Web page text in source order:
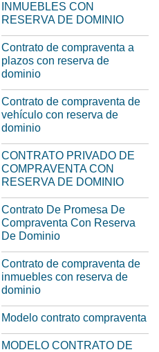
INMUEBLES CON
RESERVA DE DOMINIO
Contrato de compraventa a
plazos con reserva de
dominio
Contrato de compraventa de
vehículo con reserva de
dominio
CONTRATO PRIVADO DE
COMPRAVENTA CON
RESERVA DE DOMINIO
Contrato De Promesa De
Compraventa Con Reserva
De Dominio
Contrato de compraventa de
inmuebles con reserva de
dominio
Modelo contrato compraventa
MODELO CONTRATO DE